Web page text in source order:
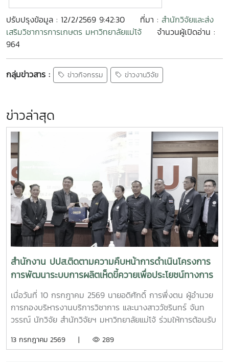
ปรับปรุงข้อมูล : 12/2/2569 9:42:30 ที่มา : สำนักวิจัยและส่ง
เสริมวิชาการการเกษตร มหาวิทยาลัยแม่โจ้
จำนวนผู้เปิดอ่าน :
964
กลุ่มข่าวสาร : ข่าวกิจกรรม ข่าวงานวิจัย
ข่าวล่าสุด
สำนักงาน ปปส.ติดตามความคืบหน้าการดำเนินโครงการ
การพัฒนาระบบการผลิตเห็ดขี้ควายเพื่อประโยชน์ทางการ
แพทย์
เมื่อวันที่ 10 กรกฎาคม 2569 นายอดิศักดิ์ การพึ่งตน ผู้อำนวย
การกองบริหารงานบริการวิชาการ และนางสาววัชรินทร์ จันท
วรรณ์ นักวิจัย สำนักวิจัยฯ มหาวิทยาลัยแม่โจ้ ร่วมให้การต้อนรับ
ปราบปรามยาเสพติด (ป.ป.ส.) พร้อมคณะผู้บริหารและเจ้าหน้าที่
13 กรกฎาคม 2569 | 289